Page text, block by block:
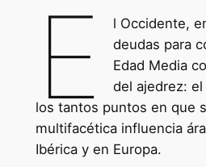
E
l Occidente,
deudas para
Edad Media
del ajedrez:
los tantos puntos en que
multifacética influencia
Ibérica y en Europa.